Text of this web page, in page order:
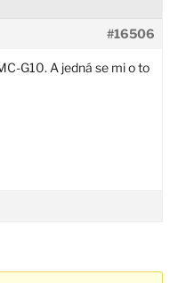
#16506
G10. A jedná se mi o to